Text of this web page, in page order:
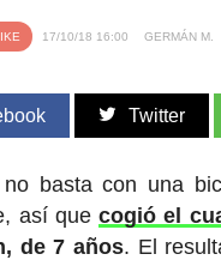
17/10/18 16:00 GERMÁN M.
Twitter
basta con una
así quecogió el
de 7 años. El